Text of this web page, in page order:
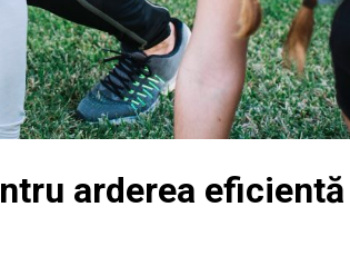
arderea eficientă